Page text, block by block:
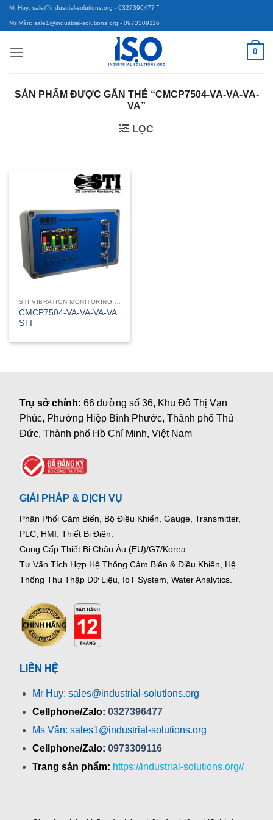
Bỏ
qua
dung
Mr Huy: sale@industrial-solutions.org - 0327396477 -
Ms Vân: sale1@industrial-solutions.org - 0973309116
0
SẢN PHẨM ĐƯỢC GẮN THẺ “CMCP7504-VA-VA-VA-
VA”
LỌC
CMCP7504-VA-VA-VA-VA
STI
Trụ sở chính:66 đường số 36, Khu Đô Thị Vạn
Phúc, Phường Hiệp Bình Phước, Thành phố Thủ
Đức, Thành phố Hồ Chí Minh, Việt Nam
GIẢI PHÁP & DỊCH VỤ
Phân Phối Cảm Biến, Bộ Điều Khiển, Gauge, Transmitter,
PLC, HMI, Thiết Bị Điện.
Cung Cấp Thiết Bị Châu Âu (EU)/G7/Korea.
Tư Vấn Tích Hợp Hệ Thống Cảm Biến & Điều Khiển, Hệ
Thống Thu Thập Dữ Liệu, IoT System, Water Analytics.
LIÊN HỆ
Mr Huy: sales@industrial-solutions.org
Cellphone/Zalo: 0327396477
Ms Vân: sales1@industrial-solutions.org
Cellphone/Zalo: 0973309116
Trang sản phẩm: https://industrial-solutions.org//